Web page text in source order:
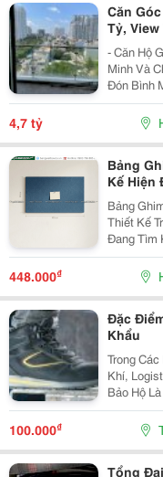
Căn
Tỷ,
- Căn Hộ
Minh Và
Đón Bình
Đình. Nay
Gửi
4,7 tỷ
Bảng
Kế Hiện
Bảng
Thiết Kế
Đang Tìm
Chú
Cho
Không...
448.000₫
Đặc
Khẩu
Trong
Khí,
Bảo Hộ
Động
Làm
100.000₫
Tổng